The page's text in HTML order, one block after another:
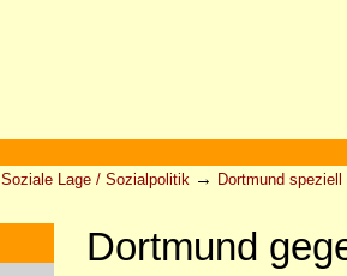
Soziale Lage / Sozialpolitik → Dortmund speziell
Dortmund